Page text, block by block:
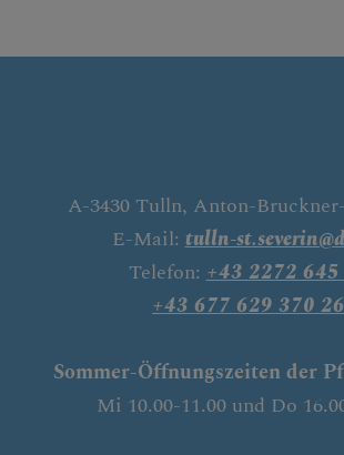
A-3430 Tulln, Anton-
E-Mail:tulln-
Telefon:+43 2272
+43 677 629 370 26
Sommer-Öffnungszeiten der
Mi 10.00-11.00 und Do